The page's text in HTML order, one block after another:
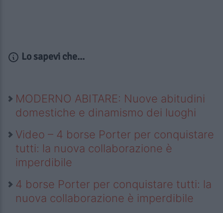
Lo sapevi che...
MODERNO ABITARE: Nuove abitudini
domestiche e dinamismo dei luoghi
Video – 4 borse Porter per conquistare
tutti: la nuova collaborazione è
imperdibile
4 borse Porter per conquistare tutti: la
nuova collaborazione è imperdibile